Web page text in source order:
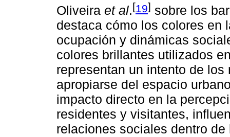
Oliveira et al.[19] sobre los
destaca cómo los colores en
ocupación y dinámicas
colores brillantes utilizados
representan un intento de
apropiarse del espacio
impacto directo en la
residentes y visitantes,
relaciones sociales dentro de